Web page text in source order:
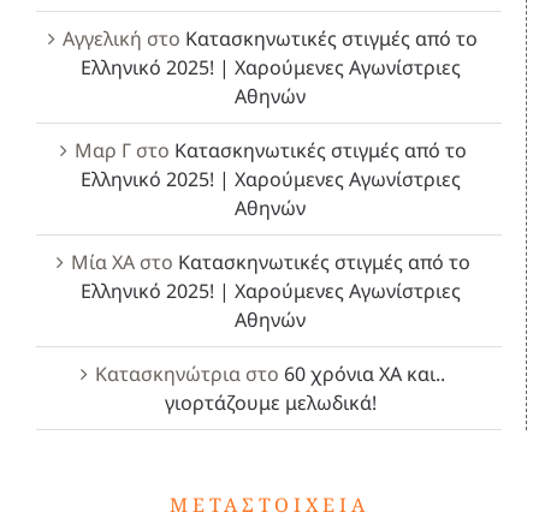
Αγγελική στο Κατασκηνωτικές στιγμές από το
Ελληνικό 2025! | Χαρούμενες Αγωνίστριες
Αθηνών
Μαρ Γστο Κατασκηνωτικές στιγμές από το
Ελληνικό 2025! | Χαρούμενες Αγωνίστριες
Αθηνών
Μία ΧΑστο Κατασκηνωτικές στιγμές από το
Ελληνικό 2025! | Χαρούμενες Αγωνίστριες
Αθηνών
Κατασκηνώτρια στο 60 χρόνια ΧΑ και..
γιορτάζουμε μελωδικά!
ΜΕΤΑΣΤΟΙΧΕΊΑ